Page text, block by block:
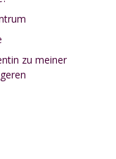
zu meiner